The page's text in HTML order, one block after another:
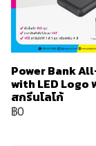
Power Bank
with LED Logo
สกรีนโลโก้
฿0